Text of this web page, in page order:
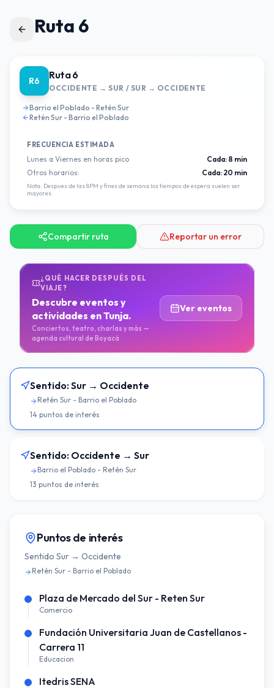
Ruta 6
R6 Ruta 6
OCCIDENTE → SUR / SUR → OCCIDENTE
Barrio el Poblado - Retén Sur
Retén Sur - Barrio el Poblado
FRECUENCIA ESTIMADA
Lunes a Viernes en horas pico Cada: 8 min
Otros horarios:
Cada: 20 min
Nota: Despues de las 8PM y fines de semana los tiempos de espera suelen ser
mayores.
Compartir ruta Reportar un error
¿QUÉ HACER DESPUÉS DEL
VIAJE?
Descubre eventos y
actividades en Tunja.
Conciertos, teatro, charlas y más —
agenda cultural de Boyacá
Ver eventos
Sentido:Sur → Occidente
Retén Sur - Barrio el Poblado
14 puntos de interés
Sentido: Occidente → Sur
Barrio el Poblado - Retén Sur
13 puntos de interés
Puntos de interés
Sentido Sur → Occidente
Retén Sur - Barrio el Poblado
Plaza de Mercado del Sur - Reten Sur
Comercio
Fundación Universitaria Juan de Castellanos -
Carrera 11
Educacion
Itedris SENA